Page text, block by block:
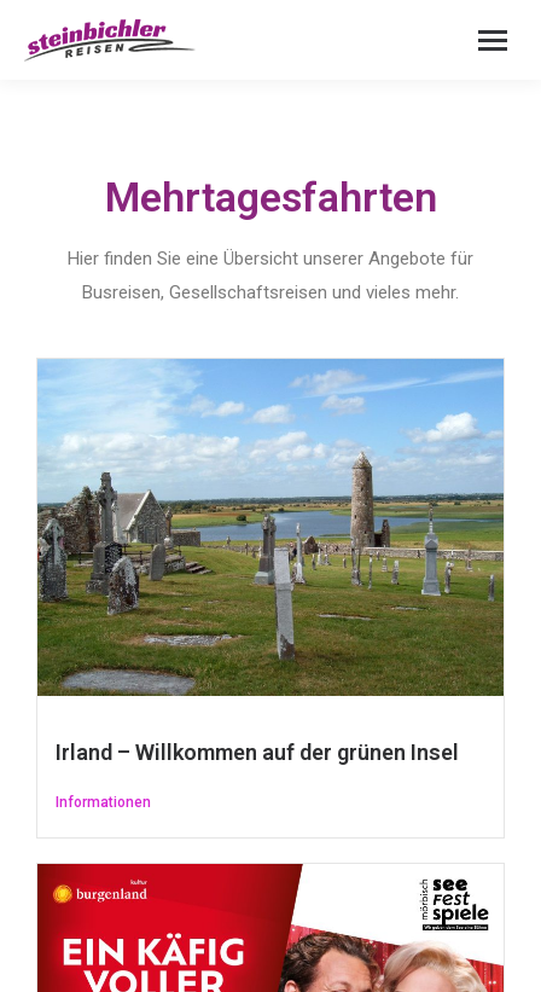
Mehrtagesfahrten
Hier finden Sie eine Übersicht unserer Angebote für
Busreisen, Gesellschaftsreisen und vieles mehr.
Irland – Willkommen auf der grünen Insel
Informationen